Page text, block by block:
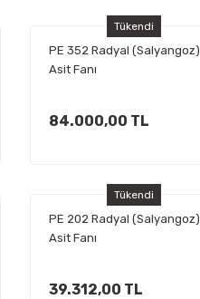
Tükendi
PE 352 Radyal (Salyangoz)
Asit Fanı
84.000,00 TL
Tükendi
PE 202 Radyal (Salyangoz)
Asit Fanı
39.312,00 TL